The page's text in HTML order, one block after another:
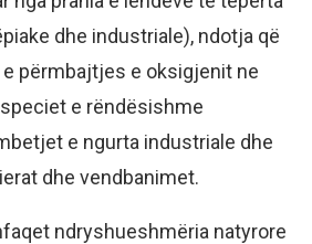
dhe industriale), ndotja që
përmbajtjes e oksigjenit ne
e rëndësishme
e ngurta industriale dhe
dhe vendbanimet.
ndryshueshmëria natyrore